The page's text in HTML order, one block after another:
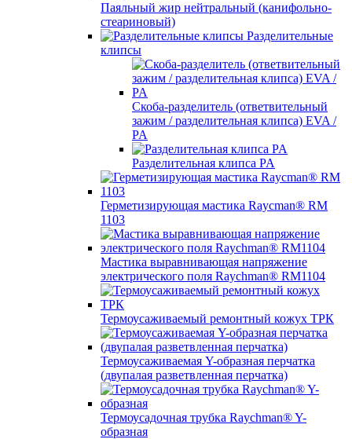
Паяльный жир нейтральный (канифольно-
стеариновый)
Разделительные
клипсы
Скоба-разделитель (ответвительный
зажим / разделительная клипса) EVA /
PA
Разделительная клипса PA
Герметизирующая мастика Raycman® RM
1103
Мастика выравнивающая напряжение
электрического поля Raychman® RM1104
Термоусаживаемый ремонтный кожух ТРК
Термоусаживаемая Y-образная перчатка
(двупалая разветвленная перчатка)
Термоусадочная трубка Raychman® Y-
образная